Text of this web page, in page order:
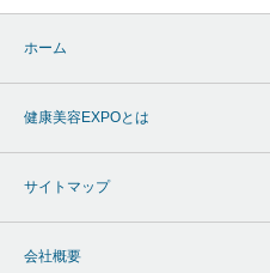
ホーム
健康美容EXPOとは
サイトマップ
会社概要